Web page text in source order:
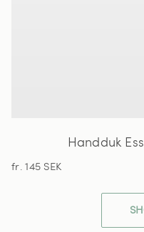
Handduk
fr. 145 SEK